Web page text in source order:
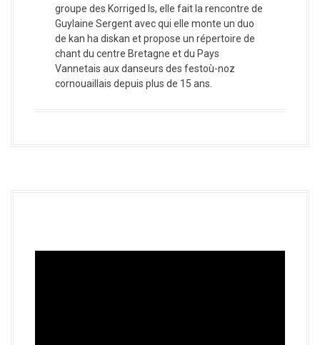
groupe des Korriged Is, elle fait la rencontre de
Guylaine Sergent avec qui elle monte un duo
de kan ha diskan et propose un répertoire de
chant du centre Bretagne et du Pays
Vannetais aux danseurs des festoù-noz
cornouaillais depuis plus de 15 ans.